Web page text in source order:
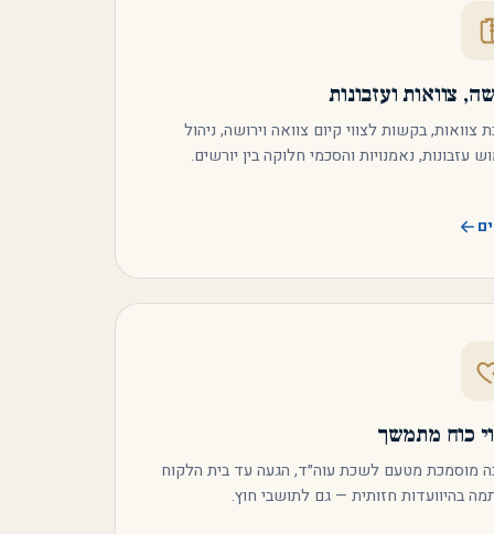
צוואות ועזבונות
צוואות, בקשות לצווי קיום צוואה וירושה, ניהול
עזבונות, נאמנויות והסכמי חלוקה בין יורשים.
כוח מתמשך
מוסמכת מטעם לשכת עוה״ד, הגעה עד בית הלקוח
בהיוועדות חזותית — גם לתושבי חוץ.